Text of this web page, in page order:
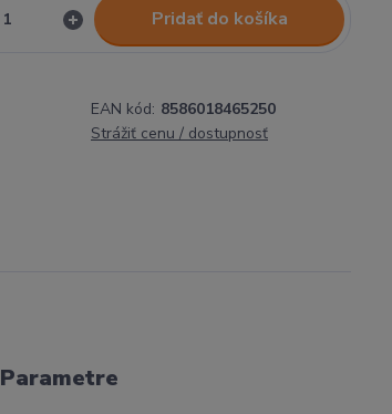
Pridať do košíka
EAN kód: 8586018465250
Strážiť cenu / dostupnosť
Parametre